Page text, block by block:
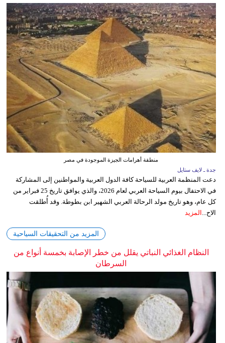
منطقة أهرامات الجيزة الموجودة في مصر
جدة ـ لايف ستايل
دعت المنظمة العربية للسياحة كافة الدول العربية والمواطنين إلى المشاركة
في الاحتفال بيوم السياحة العربي لعام 2026، والذي يوافق تاريخ 25 فبراير من
كل عام، وهو تاريخ مولد الرحالة العربي الشهير ابن بطوطة. وقد أُطلقت
الاح... المزيد
المزيد من التحقيقات السياحية
النظام الغذائي النباتي يقلل من خطر الإصابة بخمسة أنواع من
السرطان